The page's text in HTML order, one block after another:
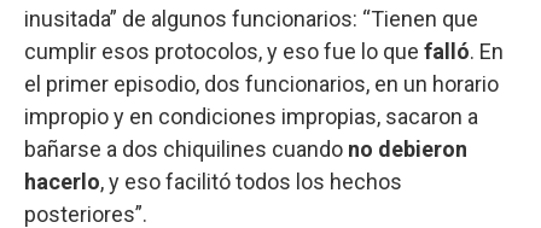
inusitada” de algunos funcionarios: “Tienen que
cumplir esos protocolos, y eso fue lo que falló. En
el primer episodio, dos funcionarios, en un horario
impropio y en condiciones impropias, sacaron a
bañarse a dos chiquilines cuando no debieron
hacerlo, y eso facilitó todos los hechos
posteriores”.